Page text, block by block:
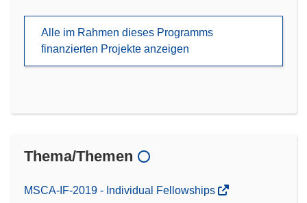
Alle im Rahmen dieses Programms
finanzierten Projekte anzeigen
Thema/Themen
MSCA-IF-2019 - Individual Fellowships